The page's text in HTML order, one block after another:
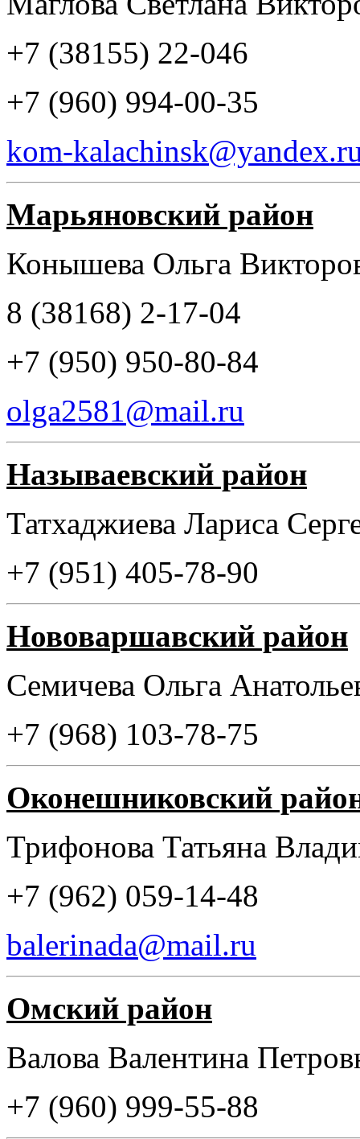
+7 (38155) 22-046
+7 (960) 994-00-35
kom-
Марьяновский район
Конышева Ольга
8 (38168) 2-17-04
+7 (950) 950-80-84
olga2581@mail.ru
Называевский район
Татхаджиева Лариса
+7 (951) 405-78-90
Нововаршавский район
Семичева Ольга
+7 (968) 103-78-75
Оконешниковский
Трифонова Татьяна
+7 (962) 059-14-48
balerinada@mail.ru
Омский район
Валова Валентина
+7 (960) 999-55-88